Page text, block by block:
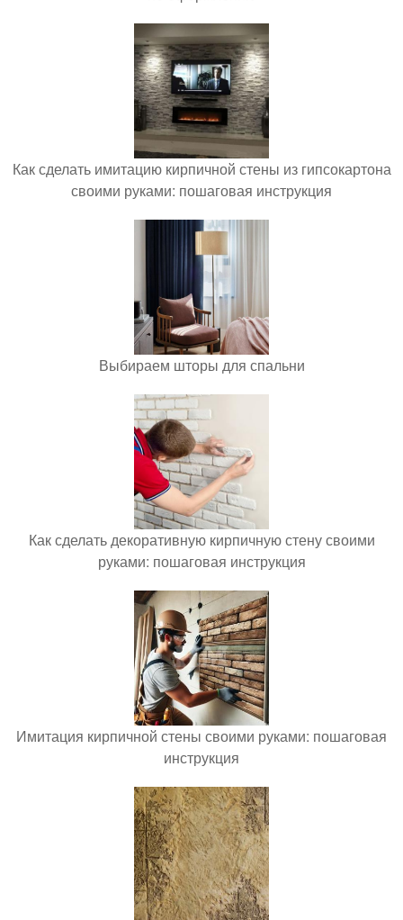
Как сделать имитацию кирпичной стены из гипсокартона
своими руками: пошаговая инструкция
Выбираем шторы для спальни
Как сделать декоративную кирпичную стену своими
руками: пошаговая инструкция
Имитация кирпичной стены своими руками: пошаговая
инструкция